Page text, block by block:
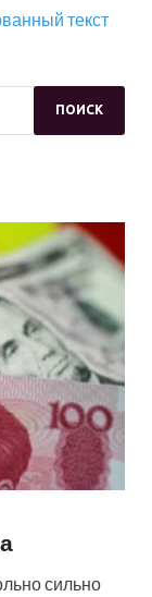
текст
сильно